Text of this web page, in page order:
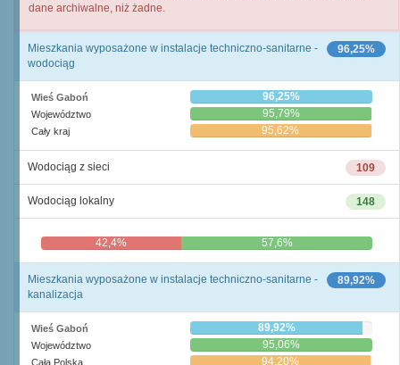
dane archiwalne, niż żadne.
96,25%
Mieszkania wyposażone w instalacje techniczno-sanitarne -
wodociąg
Wieś Gaboń 96,25%
Województwo 95,79%
Cały kraj 95,62%
109
Wodociąg z sieci
148
Wodociąg lokalny
42,4% 57,6%
89,92%
Mieszkania wyposażone w instalacje techniczno-sanitarne -
kanalizacja
Wieś Gaboń 89,92%
Województwo 95,06%
Cała Polska 94,20%